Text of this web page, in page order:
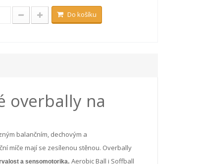
Do košíku
overbally na
balančním, dechovým a
míče mají se zesílenou stěnou. Overbally
a sensomotorika. Aerobic Ball i Soffball